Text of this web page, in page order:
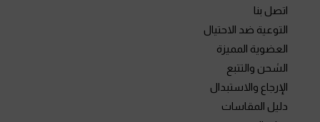
اتصل بنا
التوعية ضد الاحتيال
العضوية المميزة
الشحن والتتبع
الإرجاع والاستبدال
دليل المقاسات